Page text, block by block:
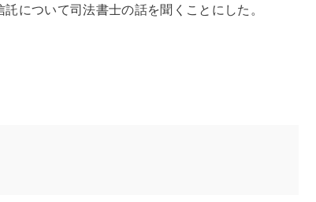
について司法書士の話を聞くことにした。